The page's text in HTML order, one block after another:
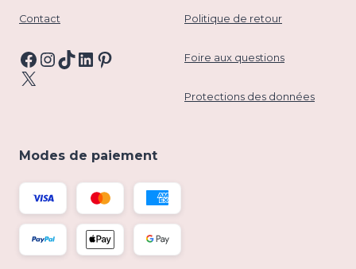
Contact
Facebook
Instagram
TikTok
LinkedIn
Pinterest
X
Politique de retour
Foire aux questions
Protections des données
Modes de paiement